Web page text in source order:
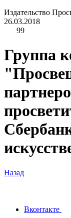
Издательство
26.03.2018
99
Группа
Назад
Вконтакте